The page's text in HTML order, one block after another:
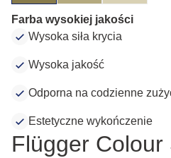
Farba wysokiej jakości
Wysoka siła krycia
Wysoka jakość
Odporna na codzienne
Estetyczne wykończenie
Flügger Colour